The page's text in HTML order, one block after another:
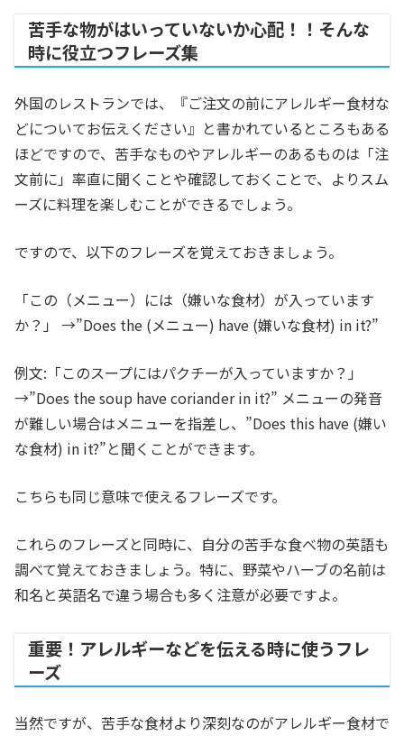
苦手な物がはいっていないか心配！！そんな
時に役立つフレーズ集
外国のレストランでは、『ご注文の前にアレルギー食材な
どについてお伝えください』と書かれているところもある
ほどですので、苦手なものやアレルギーのあるものは「注
文前に」率直に聞くことや確認しておくことで、よりスム
ーズに料理を楽しむことができるでしょう。
ですので、以下のフレーズを覚えておきましょう。
「この（メニュー）には（嫌いな食材）が入っています
か？」 →”Does the (メニュー) have (嫌いな食材) in it?”
例文:「このスープにはパクチーが入っていますか？」
→”Does the soup have coriander in it?” メニューの発音
が難しい場合はメニューを指差し、”Does this have (嫌い
な食材) in it?”と聞くことができます。
こちらも同じ意味で使えるフレーズです。
これらのフレーズと同時に、自分の苦手な食べ物の英語も
調べて覚えておきましょう。特に、野菜やハーブの名前は
和名と英語名で違う場合も多く注意が必要ですよ。
重要！アレルギーなどを伝える時に使うフレ
ーズ
当然ですが、苦手な食材より深刻なのがアレルギー食材で